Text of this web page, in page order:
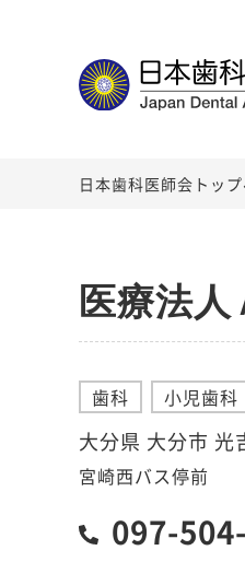
日本歯科医師会トッ
医療法
歯科 小児歯科
大分県 大分市 光
宮崎西バス停前
097-